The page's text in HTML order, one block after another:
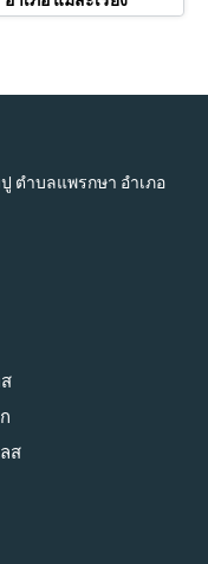
ตำบลแพรกษา อำเภอ
ส